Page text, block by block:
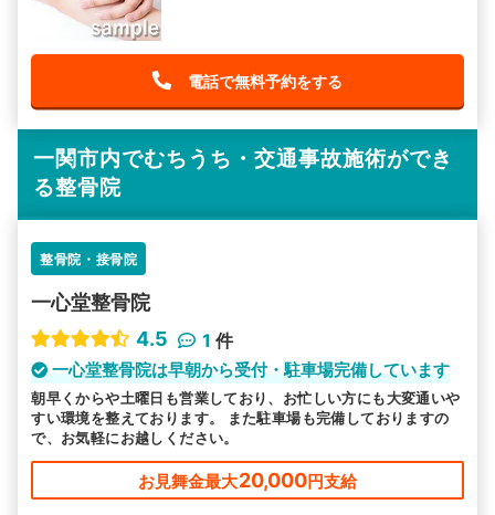
電話で無料予約をする
一関市内でむちうち・交通事故施術ができ
る整骨院
整骨院・接骨院
一心堂整骨院
4.5
1 件
一心堂整骨院は早朝から受付・駐車場完備しています
朝早くからや土曜日も営業しており、お忙しい方にも大変通いや
すい環境を整えております。 また駐車場も完備しておりますの
で、お気軽にお越しください。
お見舞金最大20,000円支給